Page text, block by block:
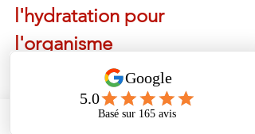
l'hydratation pour
l'organisme
L'hydratation joue un rôle essentiel dans
le bon fonctionnement de notre